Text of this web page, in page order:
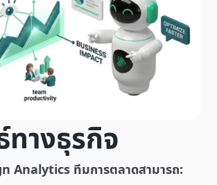
างธุรกิจ
Analytics ทีมการตลาดสามารถ: